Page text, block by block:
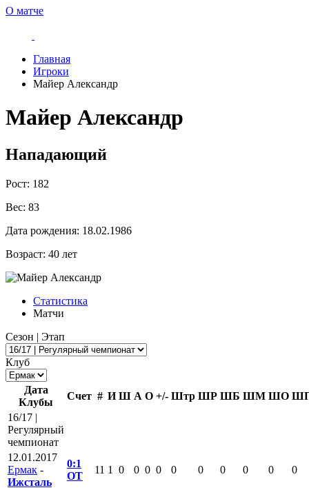
О матче
Главная
Игроки
Майер Александр
Майер Александр
Нападающий
Рост: 182
Вес: 83
Дата рождения: 18.02.1986
Возраст: 40 лет
Статистика
Матчи
Сезон | Этап
Клуб
Дата
Клубы
Счет # И Ш А О +/- Штр ШР ШБ ШМ ШО
16/17 |
Регулярный
чемпионат
12.01.2017
Ермак -
Ижсталь
0:1
ОТ
11 1 0 0 0 0 0 0 0 0 0 0